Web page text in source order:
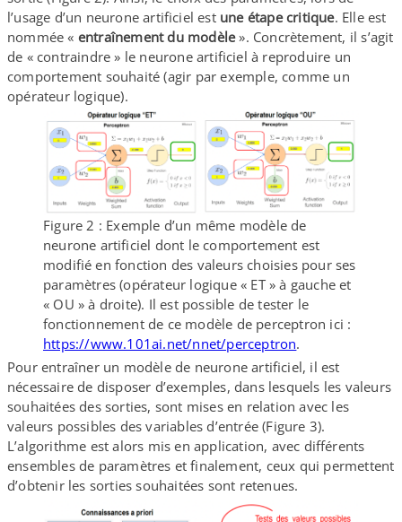
l’usage d’un neurone artificiel est une étape critique. Elle est
nommée « entraînement du modèle». Concrètement, il s’agit
de « contraindre » le neurone artificiel à reproduire un
comportement souhaité (agir par exemple, comme un
opérateur logique).
Figure 2 : Exemple d’un même modèle de
neurone artificiel dont le comportement est
modifié en fonction des valeurs choisies pour ses
paramètres (opérateur logique « ET » à gauche et
« OU » à droite). Il est possible de tester le
fonctionnement de ce modèle de perceptron ici :
https://​www​.101ai​.net/​n​n​e​t​/​p​e​r​c​e​p​t​ron.
Pour entraîner un modèle de neurone artificiel, il est
nécessaire de disposer d’exemples, dans lesquels les valeurs
souhaitées des sorties, sont mises en relation avec les
valeurs possibles des variables d’entrée (Figure 3).
L’algorithme est alors mis en application, avec différents
ensembles de paramètres et finalement, ceux qui permettent
d’obtenir les sorties souhaitées sont retenues.